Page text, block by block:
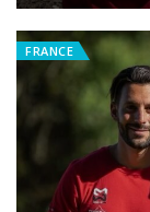
FRANCE